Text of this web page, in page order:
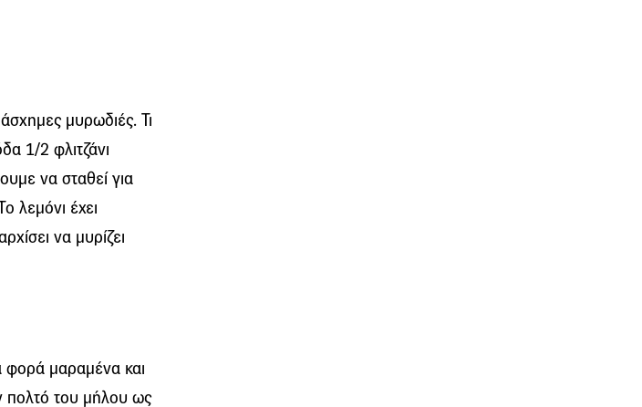
μυρωδιές. Τι
1/2 φλιτζάνι
να σταθεί για
λεμόνι έχει
να μυρίζει
φορά μαραμένα και
πολτό του μήλου ως